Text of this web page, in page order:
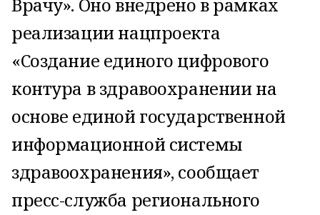
реализации нацпроекта
«Создание единого цифрового
контура в здравоохранении на
основе единой государственной
информационной системы
здравоохранения», сообщает
пресс-служба регионального